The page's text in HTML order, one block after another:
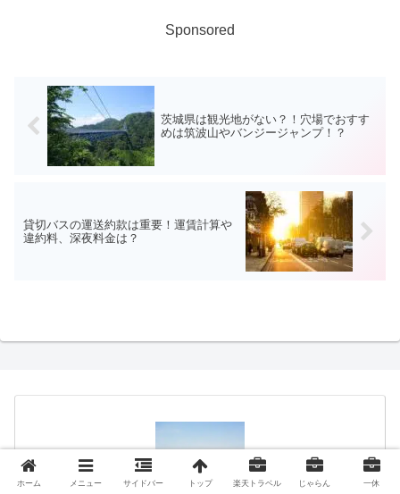
や試験の難易度、合格率を教えま
く命令旅行業約款、運送約款及
び...
Sponsored
茨城県は観光地がない？！穴場でおすす
めは筑波山やバンジージャンプ！？
貸切バスの運送約款は重要！運賃計算や
違約料、深夜料金は？
ホーム メニュー サイドバー トップ 楽天トラベル じゃらん 一休